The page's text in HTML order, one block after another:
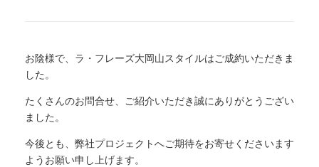
お陰様で、ラ・フレーズ大岡山スタイルはご成約いただきま
した。
たくさんのお問合せ、ご紹介いただき誠にありがとうござい
ました。
今後とも、弊社プロジェクトへご期待をお寄せくださいます
ようお願い申し上げます。